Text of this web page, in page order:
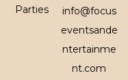
info@focus
eventsande
ntertainme
nt.com
Parties